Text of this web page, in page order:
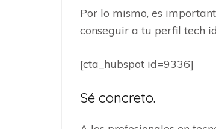
Por lo mismo, es
conseguir a tu perfil tech
[cta_hubspot id=9336]
Sé concreto.